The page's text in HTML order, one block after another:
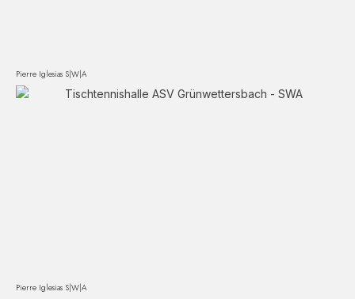
Pierre Iglesias S|W|A
Pierre Iglesias S|W|A